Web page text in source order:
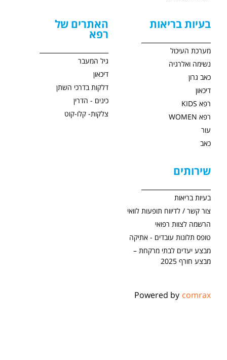
בעיות בריאות
מערכת העיכול
נשימה ואלרגיה
כאב גרון
דיכאון
רפא KIDS
רפא WOMEN
עור
כאב
האתרים של
רפא
גיל המעבר
דיכאון
דלקות בדרכי השתן
כינים - הדרין
צלקות- קלו-קוט
שירותים
בעיות בריאות
צור קשר / לדיווח תופעות לוואי
הרשמה לצוות רפואי
טופס תלונות עובדים - אתיקה
מבצע יעדים לבתי מרקחת –
מבצע חורף 2025
Powered by comrax